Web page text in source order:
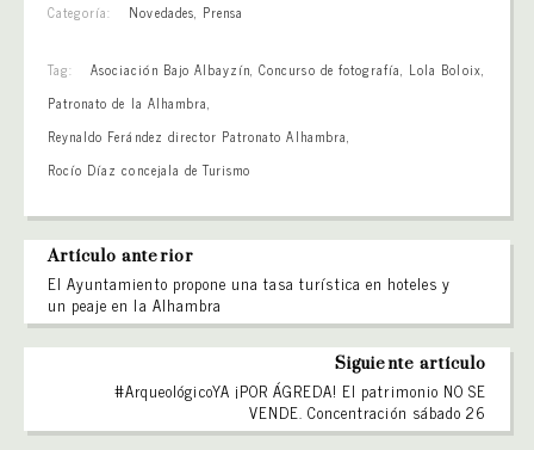
Categoría: Novedades, Prensa
Tag: Asociación Bajo Albayzín,Concurso de fotografía, Lola Boloix,
Patronato de la Alhambra,
Reynaldo Ferández director Patronato Alhambra,
Rocío Díaz concejala de Turismo
Artículo anterior
El Ayuntamiento propone una tasa turística en hoteles y
un peaje en la Alhambra
Siguiente artículo
#ArqueológicoYA ¡POR ÁGREDA! El patrimonio NO SE
VENDE. Concentración sábado 26